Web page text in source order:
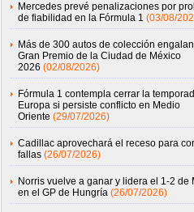
Mercedes prevé penalizaciones por
de fiabilidad en la Fórmula 1 (03/08/
Más de 300 autos de colección
Gran Premio de la Ciudad de México
2026 (02/08/2026)
Fórmula 1 contempla cerrar la
Europa si persiste conflicto en Medio
Oriente (29/07/2026)
Cadillac aprovechará el receso para
fallas (26/07/2026)
Norris vuelve a ganar y lidera el 1-2 de
en el GP de Hungría (26/07/2026)